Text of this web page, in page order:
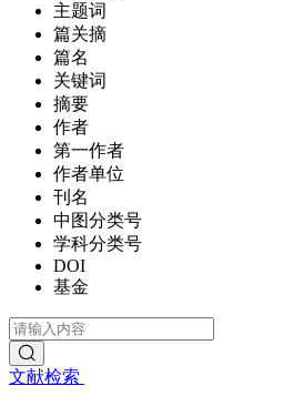
主题词
篇关摘
篇名
关键词
摘要
作者
第一作者
作者单位
刊名
中图分类号
学科分类号
DOI
基金
文献检索